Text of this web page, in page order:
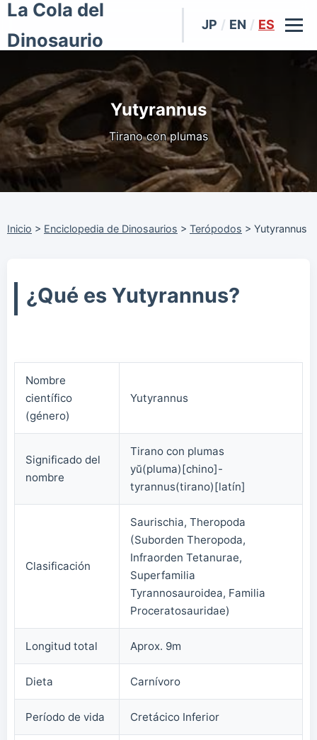
La Cola del
Dinosaurio
JP / EN / ES
Yutyrannus
Tirano con plumas
Inicio > Enciclopedia de Dinosaurios > Terópodos > Yutyrannus
¿Qué es Yutyrannus?
Nombre
científico
(género)
Yutyrannus
Significado del
nombre
Tirano con plumas
yŭ(pluma)[chino]-
tyrannus(tirano)[latín]
Clasificación
Saurischia, Theropoda
(Suborden Theropoda,
Infraorden Tetanurae,
Superfamilia
Tyrannosauroidea, Familia
Proceratosauridae)
Longitud total Aprox. 9m
Dieta Carnívoro
Período de vida Cretácico Inferior